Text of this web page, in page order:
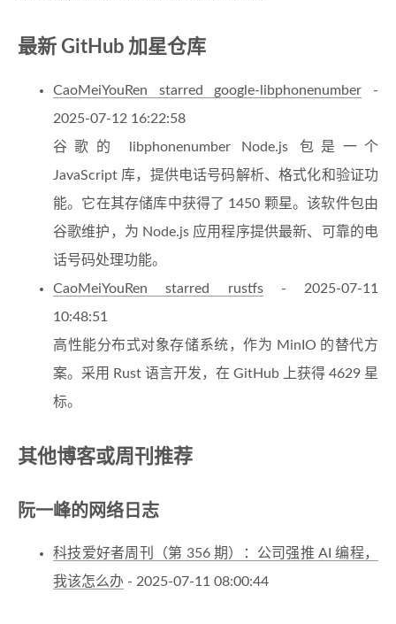
最新 GitHub 加星仓库
CaoMeiYouRen starred google-libphonenumber -
2025-07-12 16:22:58
谷歌的 libphonenumber Node.js 包是一个
JavaScript 库，提供电话号码解析、格式化和验证功
能。它在其存储库中获得了 1450 颗星。该软件包由
谷歌维护，为 Node.js 应用程序提供最新、可靠的电
话号码处理功能。
CaoMeiYouRen starred rustfs- 2025-07-11
10:48:51
高性能分布式对象存储系统，作为 MinIO 的替代方
案。采用 Rust 语言开发，在 GitHub 上获得 4629 星
标。
其他博客或周刊推荐
阮一峰的网络日志
科技爱好者周刊（第 356 期）：公司强推 AI 编程，
我该怎么办 - 2025-07-11 08:00:44